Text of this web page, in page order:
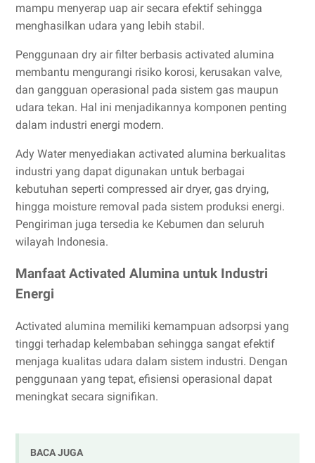
mampu menyerap uap air secara efektif sehingga
menghasilkan udara yang lebih stabil.
Penggunaan dry air filter berbasis activated alumina
membantu mengurangi risiko korosi, kerusakan valve,
dan gangguan operasional pada sistem gas maupun
udara tekan. Hal ini menjadikannya komponen penting
dalam industri energi modern.
Ady Water menyediakan activated alumina berkualitas
industri yang dapat digunakan untuk berbagai
kebutuhan seperti compressed air dryer, gas drying,
hingga moisture removal pada sistem produksi energi.
Pengiriman juga tersedia ke Kebumen dan seluruh
wilayah Indonesia.
Manfaat Activated Alumina untuk Industri
Energi
Activated alumina memiliki kemampuan adsorpsi yang
tinggi terhadap kelembaban sehingga sangat efektif
menjaga kualitas udara dalam sistem industri. Dengan
penggunaan yang tepat, efisiensi operasional dapat
meningkat secara signifikan.
BACA JUGA